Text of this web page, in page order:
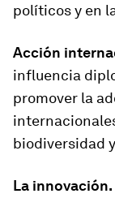
políticos y en
Acción
influencia
promover la
biodiversidad
La innovación.